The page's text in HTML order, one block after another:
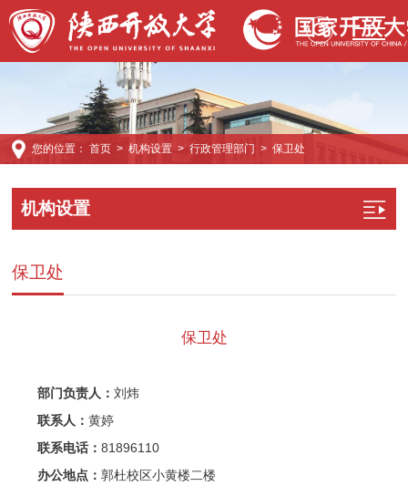
您的位置： 首页> 机构设置> 行政管理部门 > 保卫处
机构设置
保卫处
保卫处
部门负责人： 刘炜
联系人： 黄婷
联系电话： 81896110
办公地点： 郭杜校区小黄楼二楼